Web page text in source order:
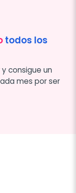
todos los
consigue un
mes por ser